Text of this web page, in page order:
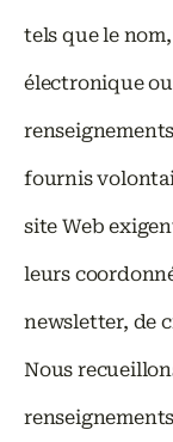
tels que le
électronique ou
fournis
site Web
leurs
newsletter, de
Nous